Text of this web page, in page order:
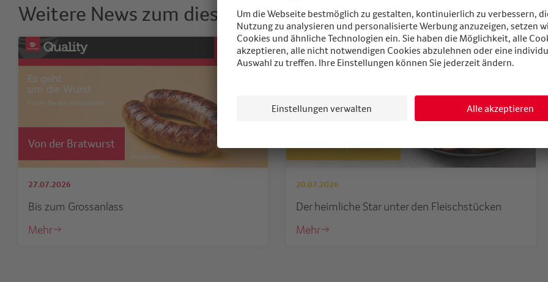
Weitere News zum diesem Thema
News
Von der Bratwurst
27.07.2026
Bis zum Grossanlass
Mehr
Scouting Tipp
20.07.2026
Der heimliche Star unter den Fleischstücken
Mehr